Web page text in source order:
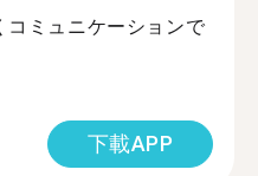
コミュニケーションで
下載APP